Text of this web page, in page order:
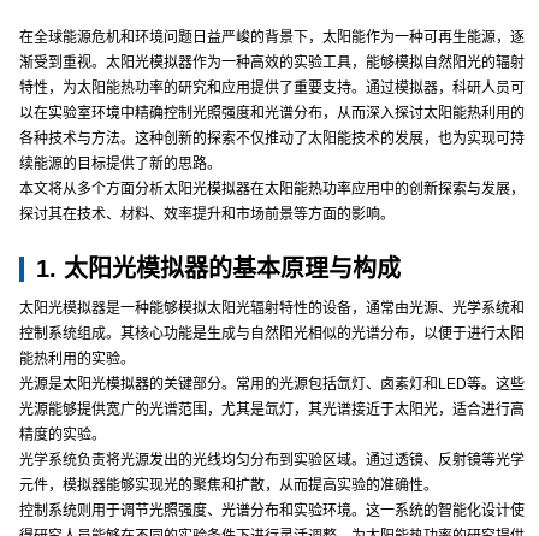
在全球能源危机和环境问题日益严峻的背景下，太阳能作为一种可再生能源，逐
渐受到重视。太阳光模拟器作为一种高效的实验工具，能够模拟自然阳光的辐射
特性，为太阳能热功率的研究和应用提供了重要支持。通过模拟器，科研人员可
以在实验室环境中精确控制光照强度和光谱分布，从而深入探讨太阳能热利用的
各种技术与方法。这种创新的探索不仅推动了太阳能技术的发展，也为实现可持
续能源的目标提供了新的思路。
本文将从多个方面分析太阳光模拟器在太阳能热功率应用中的创新探索与发展，
探讨其在技术、材料、效率提升和市场前景等方面的影响。
1. 太阳光模拟器的基本原理与构成
太阳光模拟器是一种能够模拟太阳光辐射特性的设备，通常由光源、光学系统和
控制系统组成。其核心功能是生成与自然阳光相似的光谱分布，以便于进行太阳
能热利用的实验。
光源是太阳光模拟器的关键部分。常用的光源包括氙灯、卤素灯和LED等。这些
光源能够提供宽广的光谱范围，尤其是氙灯，其光谱接近于太阳光，适合进行高
精度的实验。
光学系统负责将光源发出的光线均匀分布到实验区域。通过透镜、反射镜等光学
元件，模拟器能够实现光的聚焦和扩散，从而提高实验的准确性。
控制系统则用于调节光照强度、光谱分布和实验环境。这一系统的智能化设计使